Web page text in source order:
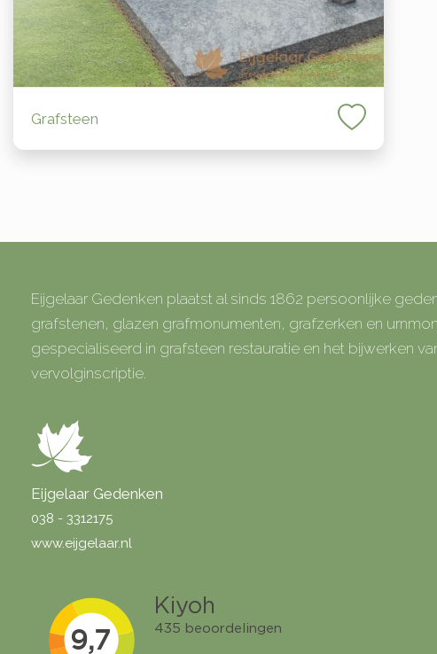
Grafsteen
Eijgelaar Gedenken plaatst al sinds 1862 persoonlijke
grafstenen, glazen grafmonumenten, grafzerken en
gespecialiseerd in grafsteen restauratie en het bijwerken
vervolginscriptie.
Eijgelaar Gedenken
038 - 3312175
www.eijgelaar.nl